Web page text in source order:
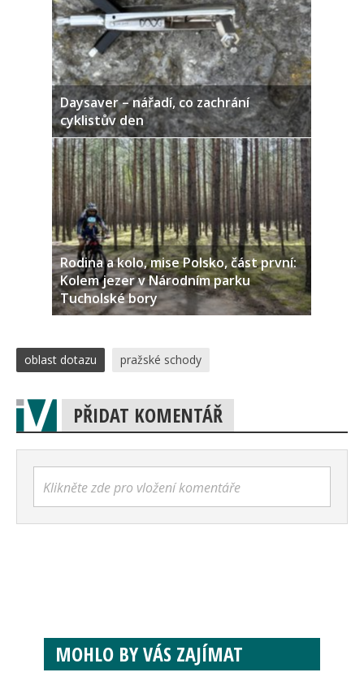
Daysaver – nářadí, co zachrání
cyklistův den
Rodina a kolo, mise Polsko, část první:
Kolem jezer v Národním parku
Tucholské bory
oblast dotazu pražské schody
PŘIDAT KOMENTÁŘ
Klikněte zde pro vložení komentáře
MOHLO BY VÁS ZAJÍMAT